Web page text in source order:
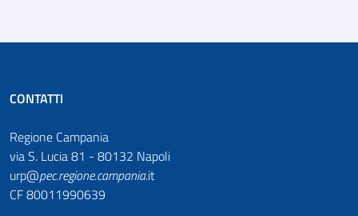
CONTATTI
Regione Campania
via S. Lucia 81 - 80132 Napoli
urp@pec.regione.campania.it
CF 80011990639